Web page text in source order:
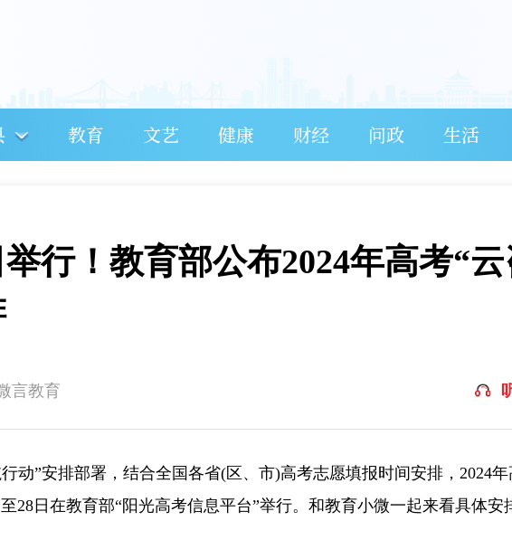
教育 文艺 健康 财经 问政 生活
行！教育部公布2024年高考“
言教育
动”安排部署，结合全国各省(区、市)高考志愿填报时间安排，2024年
28日在教育部“阳光高考信息平台”举行。和教育小微一起来看具体安